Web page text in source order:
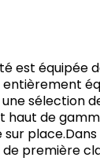
est équipée
sélection
de
première